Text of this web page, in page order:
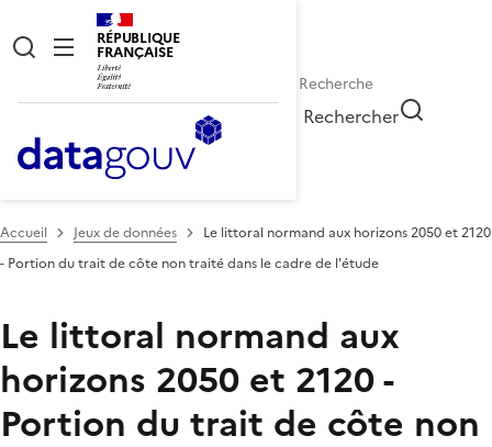
RÉPUBLIQUE
FRANÇAISE
Rechercher
Accueil Jeux de données
Le littoral normand aux horizons 2050 et 2120
- Portion du trait de côte non traité dans le cadre de l'étude
Le littoral normand aux
horizons 2050 et 2120 -
Portion du trait de côte non